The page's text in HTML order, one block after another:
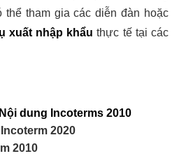
thể tham gia các diễn đàn hoặc
xuất nhập khẩu thực tế tại các
dung Incoterms 2010
2020
2010